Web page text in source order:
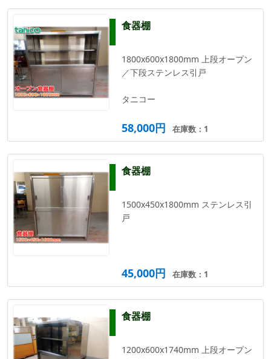
食器棚
1800x600x1800mm 上段オープン
／下段ステンレス引戸
タニコー
58,000円 在庫数：1
食器棚
1500x450x1800mm ステンレス引
戸
45,000円 在庫数：1
食器棚
1200x600x1740mm 上段オープン